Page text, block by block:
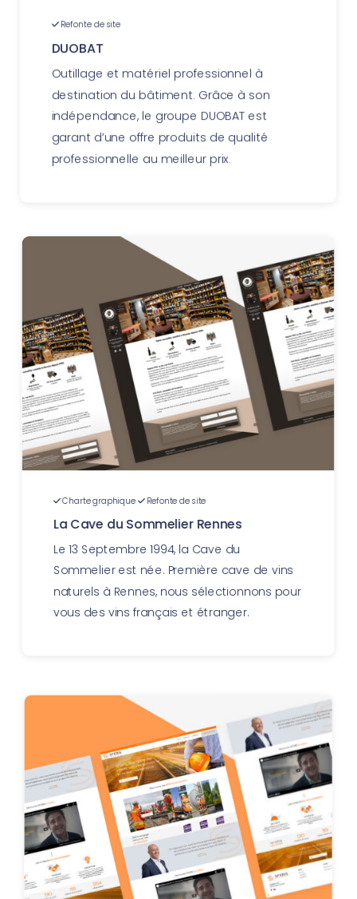
Refonte de site
DUOBAT
Outillage et matériel professionnel à
destination du bâtiment. Grâce à son
indépendance, le groupe DUOBAT est
garant d’une offre produits de qualité
professionnelle au meilleur prix.
Charte graphique Refonte de site
La Cave du Sommelier Rennes
Le 13 Septembre 1994, la Cave du
Sommelier est née. Première cave de vins
naturels à Rennes, nous sélectionnons pour
vous des vins français et étranger.